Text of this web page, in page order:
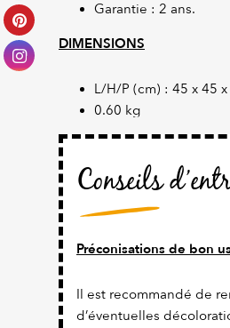
Garantie : 2 ans.
DIMENSIONS
L/H/P (cm) : 45 x 45 x
0.60 kg
Conseils
Préconisations de bon
Il est recommandé de
d’éventuelles